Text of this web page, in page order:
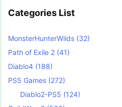
Categories List
MonsterHunterWilds (32)
Path of Exile 2 (41)
Diablo4 (188)
PS5 Games (272)
Diablo2-PS5 (124)